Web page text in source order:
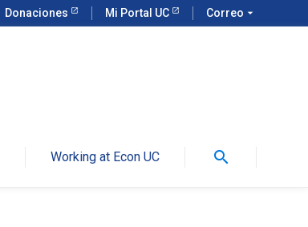
Donaciones Mi Portal UC Correo arrow_drop_down
Working at Econ UC search